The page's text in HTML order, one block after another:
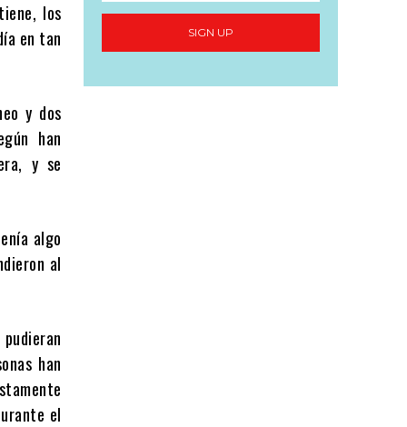
los
en tan
y dos
han
y se
algo
al
han
el
SIGN UP